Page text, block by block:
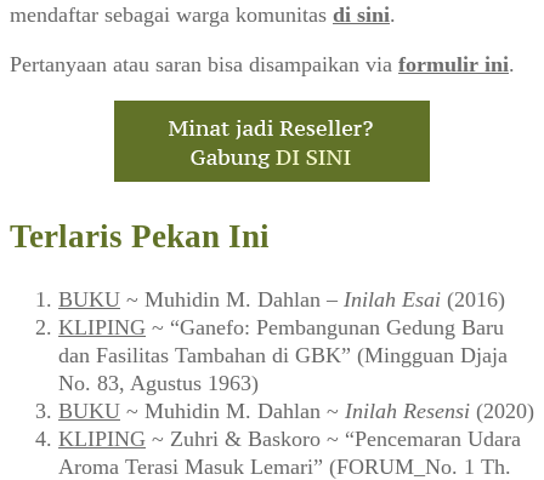
mendaftar sebagai warga komunitas di sini.
Pertanyaan atau saran bisa disampaikan via formulir ini.
Terlaris Pekan Ini
BUKU ~ Muhidin M. Dahlan – Inilah Esai (2016)
KLIPING ~ “Ganefo: Pembangunan Gedung Baru
dan Fasilitas Tambahan di GBK” (Mingguan Djaja
No. 83, Agustus 1963)
BUKU ~ Muhidin M. Dahlan ~ Inilah Resensi (2020)
KLIPING ~ Zuhri & Baskoro ~ “Pencemaran Udara
Aroma Terasi Masuk Lemari” (FORUM_No. 1 Th.